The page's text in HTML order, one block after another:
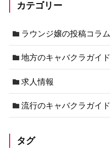
カテゴリー
ラウンジ嬢の投稿コラム
地方のキャバクラガイド
求人情報
流行のキャバクラガイド
タグ